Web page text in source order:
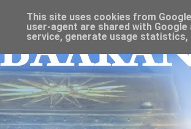
This site uses cookies from
user-agent are shared with
service, generate usage statistics,